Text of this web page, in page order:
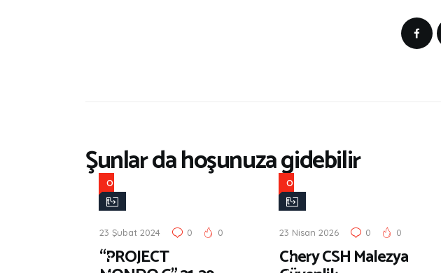
Şunlar da hoşunuza gidebilir
O
t
m
o
23 Şubat 2024 0 0
“PROJECT
O
t
m
o
23 Nisan 2026 0 0
Chery CSH Malezya